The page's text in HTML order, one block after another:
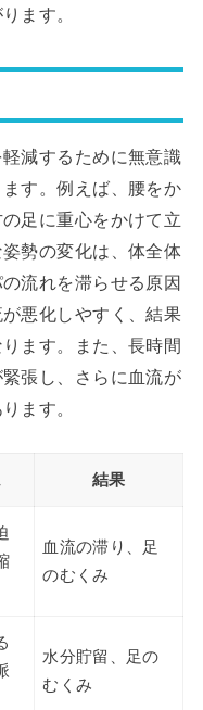
ます。
減するために無意識
す。例えば、腰をか
足に重心をかけて立
勢の変化は、体全体
流れを滞らせる原因
悪化しやすく、結果
ます。また、長時間
張し、さらに血流が
ます。
結果
血流の滞り、足
のむくみ
水分貯留、足の
むくみ